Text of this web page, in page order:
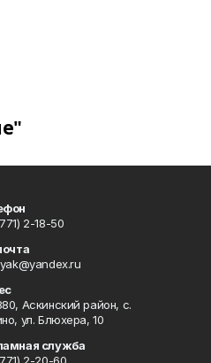
2-18-50
Аскинский район, с.
ул. Блюхера, 10
служба